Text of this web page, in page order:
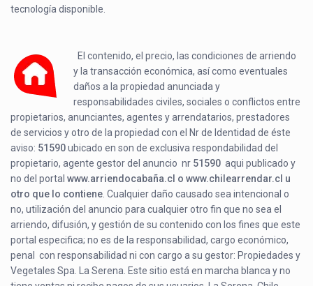
tecnología disponible.
El contenido, el precio, las condiciones de arriendo
y la transacción económica, así como eventuales
daños a la propiedad anunciada y
responsabilidades civiles, sociales o conflictos entre
propietarios, anunciantes, agentes y arrendatarios, prestadores
de servicios y otro de la propiedad con el Nr de Identidad de éste
aviso: 51590ubicado enson de exclusiva respondabilidad del
propietario, agente gestor del anuncio nr 51590 aqui publicado y
no del portalwww.arriendocabaña.cl o www.chilearrendar.cl u
otro que lo contiene . Cualquier daño causado sea intencional o
no, utilización del anuncio para cualquier otro fin que no sea el
arriendo, difusión, y gestión de su contenido con los fines que este
portal especifica; no es de la responsabilidad, cargo económico,
penal con responsabilidad ni con cargo a su gestor: Propiedades y
Vegetales Spa. La Serena. Este sitio está en marcha blanca y no